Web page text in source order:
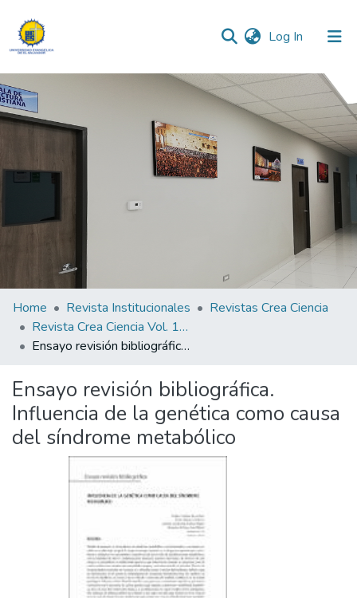
Log In (current)
Communities & Collections
All of DSpace
Home Revista Institucionales
Revistas Crea Ciencia
Revista Crea Ciencia Vol. 13 N° 1
Ensayo revisión bibliográfica. Influencia de la genética como causa del síndrome metabólico
Ensayo revisión bibliográfica.
Influencia de la genética como causa
del síndrome metabólico